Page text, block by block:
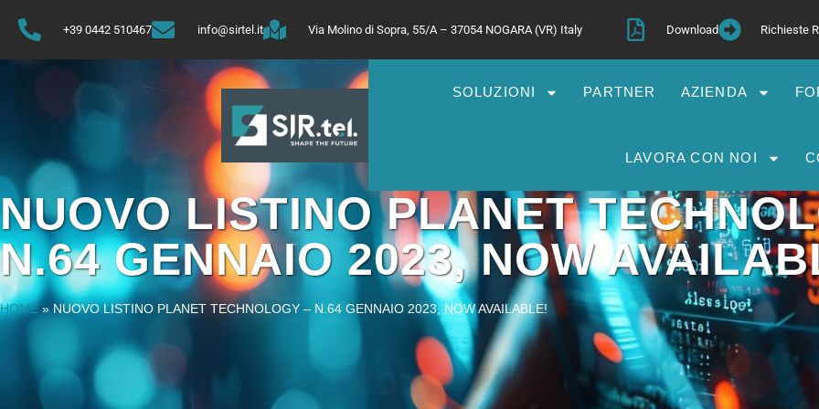
+39 0442 510467 info@sirtel.it Via Molino di Sopra, 55/A – 37054 NOGARA (VR) Italy Download Richieste
SOLUZIONI PARTNER AZIENDA
LAVORA CON NOI
NUOVO LISTINO PLANET
N.64 GENNAIO 2023, NOW
HOME » NUOVO LISTINO PLANET TECHNOLOGY – N.64 GENNAIO 2023, NOW AVAILABLE!